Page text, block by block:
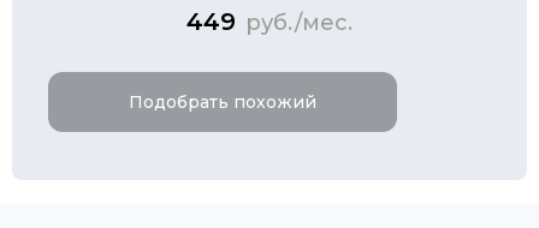
449 руб./мес.
Подобрать похожий